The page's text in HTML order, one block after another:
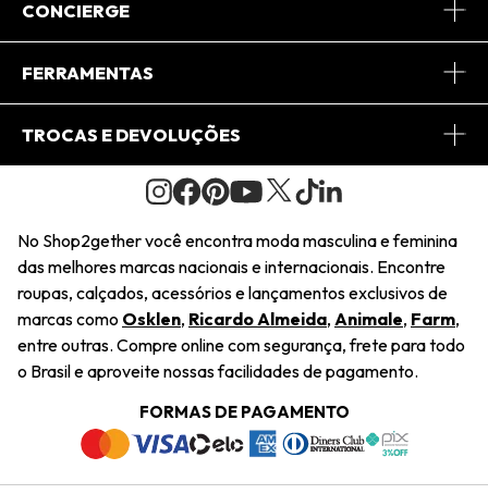
Sobre Nós
Journal
Saiu na Mídia
Sustentabilidade
Navegando
Termos e Condições
Trabalhe Conosco
CONCIERGE
Central de Relacionamento
Regulamento e Promoções
FERRAMENTAS
Minha Conta
Pedido de Presente
Wishlist
TROCAS E DEVOLUÇÕES
Condições Gerais
Troca Fácil
Restituição de Pagamento
Dúvidas Frequentes
Termos e Condições
Política de Privacidade
No Shop2gether você encontra moda masculina e feminina
das melhores marcas nacionais e internacionais. Encontre
roupas, calçados, acessórios e lançamentos exclusivos de
marcas como Osklen, Ricardo Almeida, Animale, Farm,
entre outras. Compre online com segurança, frete para todo
o Brasil e aproveite nossas facilidades de pagamento.
FORMAS DE PAGAMENTO